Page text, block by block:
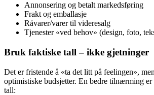
Annonsering og betalt markedsføring
Frakt og emballasje
Råvarer/varer til videresalg
Tjenester «ved behov» (design, foto,
Bruk faktiske tall – ikke gjetninger
Det er fristende å «ta det litt på feelingen»,
optimistiske budsjetter. En bedre tilnærming
tall: